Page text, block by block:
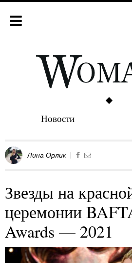
Новости
Лина Орлик
Звезды на
церемонии
Awards — 2021